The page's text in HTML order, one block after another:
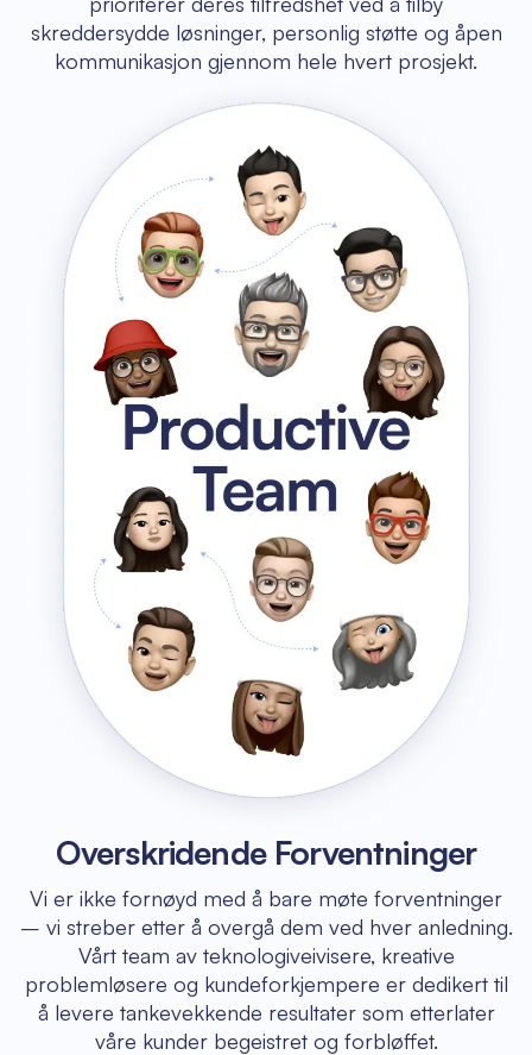
skreddersydde løsninger, personlig støtte og åpen
kommunikasjon gjennom hele hvert prosjekt.
Overskridende Forventninger
Vi er ikke fornøyd med å bare møte forventninger
– vi streber etter å overgå dem ved hver anledning.
Vårt team av teknologiveivisere, kreative
problemløsere og kundeforkjempere er dedikert til
å levere tankevekkende resultater som etterlater
våre kunder begeistret og forbløffet.